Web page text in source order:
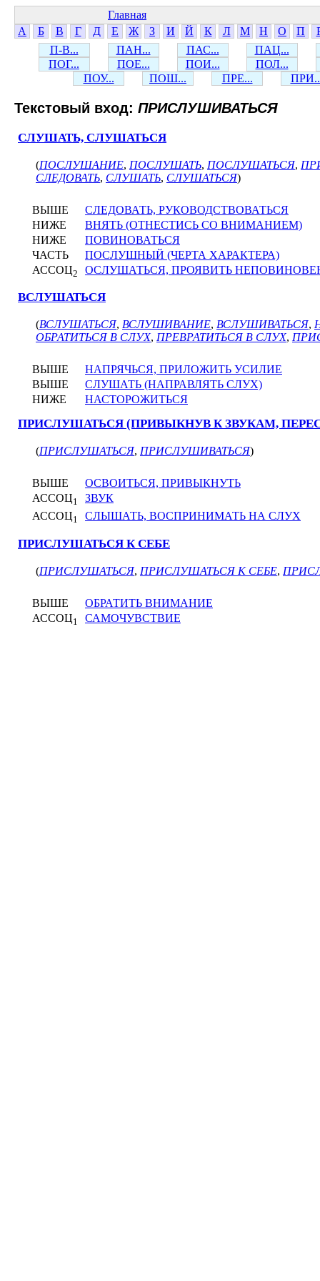
Главная
А
Б В Г Д Е Ж З И Й К Л М Н О П
П-В...
ПАН... ПАС...
ПАЦ...
ПОГ...
ПОЕ... ПОИ...
ПОЛ...
ПОУ...
ПОШ... ПРЕ...
Текстовый вход: ПРИСЛУШИВАТЬСЯ
СЛУШАТЬ, СЛУШАТЬСЯ
(ПОСЛУШАНИЕ, ПОСЛУШАТЬ, ПОСЛУШАТЬСЯ,
СЛЕДОВАТЬ, СЛУШАТЬ, СЛУШАТЬСЯ)
ВЫШЕ
СЛЕДОВАТЬ, РУКОВОДСТВОВАТЬСЯ
НИЖЕ
ВНЯТЬ (ОТНЕСТИСЬ СО ВНИМАНИЕМ)
НИЖЕ
ПОВИНОВАТЬСЯ
ЧАСТЬ
ПОСЛУШНЫЙ (ЧЕРТА ХАРАКТЕРА)
АССОЦ2 ОСЛУШАТЬСЯ, ПРОЯВИТЬ
ВСЛУШАТЬСЯ
(ВСЛУШАТЬСЯ, ВСЛУШИВАНИЕ, ВСЛУШИВАТЬСЯ,
ОБРАТИТЬСЯ В СЛУХ, ПРЕВРАТИТЬСЯ В СЛУХ,
ВЫШЕ
НАПРЯЧЬСЯ, ПРИЛОЖИТЬ УСИЛИЕ
ВЫШЕ
СЛУШАТЬ (НАПРАВЛЯТЬ СЛУХ)
НИЖЕ
НАСТОРОЖИТЬСЯ
ПРИСЛУШАТЬСЯ (ПРИВЫКНУВ К ЗВУКАМ,
(ПРИСЛУШАТЬСЯ, ПРИСЛУШИВАТЬСЯ)
ВЫШЕ
ОСВОИТЬСЯ, ПРИВЫКНУТЬ
АССОЦ1
ЗВУК
АССОЦ1 СЛЫШАТЬ, ВОСПРИНИМАТЬ НА СЛУХ
ПРИСЛУШАТЬСЯ К СЕБЕ
(ПРИСЛУШАТЬСЯ, ПРИСЛУШАТЬСЯ К СЕБЕ,
ВЫШЕ
ОБРАТИТЬ ВНИМАНИЕ
АССОЦ1 САМОЧУВСТВИЕ